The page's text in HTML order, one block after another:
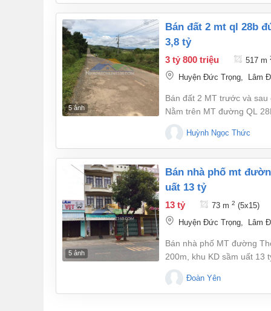
đầu năm, còn mới và đẹp
Mặt tiền quốc lộ 27 tiện
sân bay liên khương
mục đích đầu tư - Giá bán
5 ảnh
bán đất 2 mt ql 28b đức trọng, lâm đồng, 10 x 50m, (200)m2 tc, giá
3,8 tỷ
3 tỷ 800 triệu 517 m
Huyện Đức Trọng, Lâm
Bán đất 2 MT trước và
Nằm trên MT đường QL
Đoạn đường huyết mạch
hoạch mở rộng 40m². -
3.8 tỷ. LH: 0938 703545
Huỳnh Ngọc Thức
5 ảnh
bán nhà phố mt đường thống nhất đức trọng lâm đồng khu kd sầm
uất 13 tỷ
13 tỷ 73 m 2 (5x15)
Huyện Đức Trọng, Lâm
Bán nhà phố MT đường
200m, khu KD sầm uất 13
giới 24 m (vỉa hè 6m x 2
m).Diện tích 73,5 m² công
kết cấu BTCT kiên cố,
Đoàn Yên